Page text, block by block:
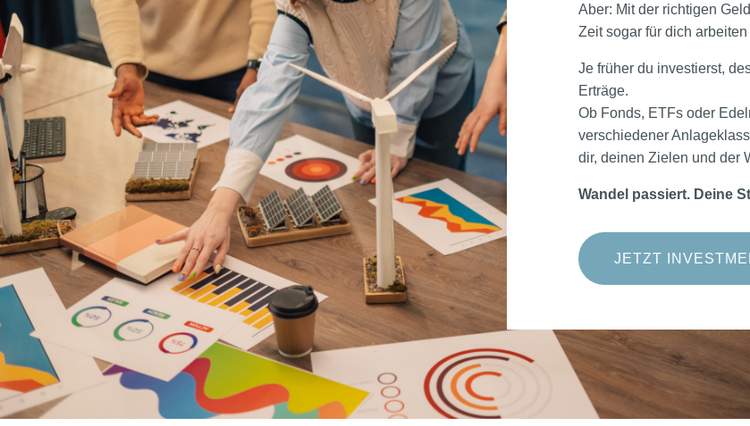
Aber: Mit der richtigen
Zeit sogar für dich
Je früher du investierst,
Erträge.
Ob Fonds, ETFs oder
verschiedener
dir, deinen Zielen und der
Wandel passiert. Deine
JETZT